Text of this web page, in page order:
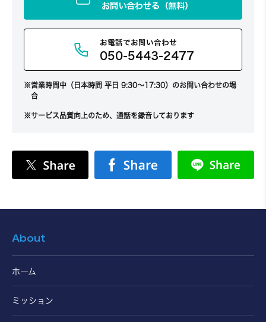
お問い合わせる（無料）
お電話でお問い合わせ
050-5443-2477
営業時間中（日本時間 平日 9:30～17:30）のお問い合わせの場
合
サービス品質向上のため、通話を録音しております
About
ホーム
ミッション